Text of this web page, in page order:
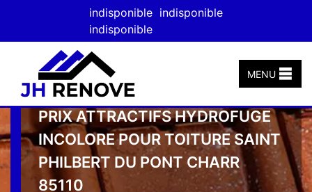
indisponible indisponible
indisponible
MENU
PRIX ATTRACTIFS HYDROFUGE
INCOLORE POUR TOITURE SAINT
PHILBERT DU PONT CHARR
85110